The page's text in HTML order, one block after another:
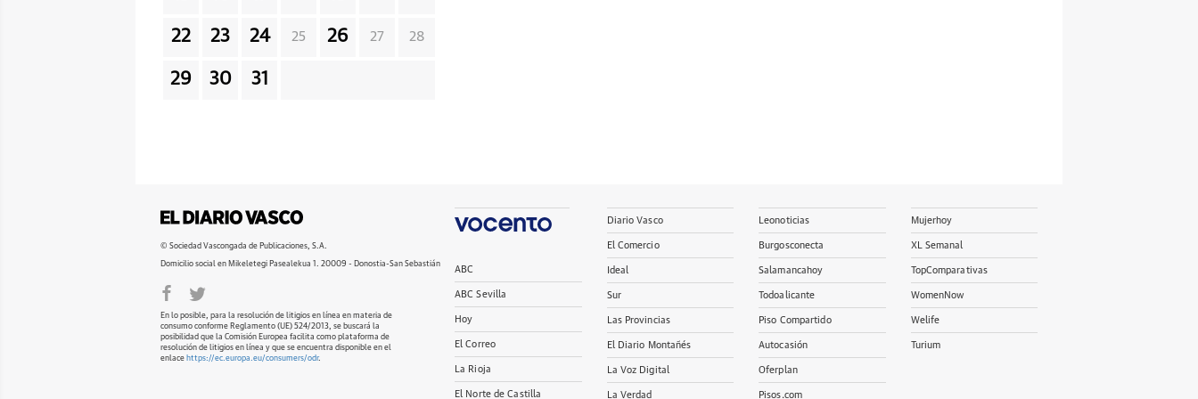
22 23 24 25 26 27 28
29 30 31
© Sociedad Vascongada de Publicaciones, S.A.
Domicilio social en Mikeletegi Pasealekua 1. 20009 - Donostia-San Sebastián
En lo posible, para la resolución de litigios en línea en materia de
consumo conforme Reglamento (UE) 524/2013, se buscará la
posibilidad que la Comisión Europea facilita como plataforma de
resolución de litigios en línea y que se encuentra disponible en el
enlace https://ec.europa.eu/consumers/odr.
ABC
ABC Sevilla
Hoy
El Correo
La Rioja
El Norte de Castilla
Diario Vasco
El Comercio
Ideal
Sur
Las Provincias
El Diario Montañés
La Voz Digital
La Verdad
Leonoticias
Burgosconecta
Salamancahoy
Todoalicante
Piso Compartido
Autocasión
Oferplan
Pisos.com
Mujerhoy
XL Semanal
TopComparativas
WomenNow
Welife
Turium